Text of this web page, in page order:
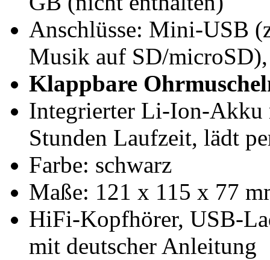
Anschlüsse: Mini-USB
Musik auf SD/
Klappbare
Integrierter Li-Ion-Akku
Stunden Laufzeit, lädt
Farbe: schwarz
Maße: 121 x 115 x 77
HiFi-Kopfhörer, USB-
mit deutscher Anleitung